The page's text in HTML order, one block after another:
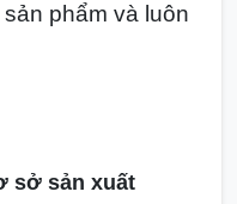
phẩm và luôn
sở sản xuất